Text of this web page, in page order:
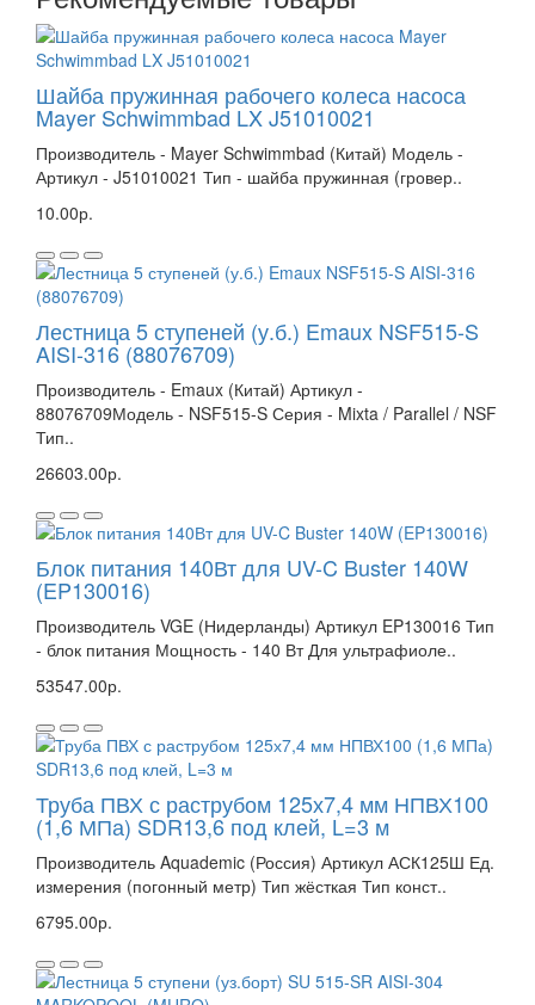
Шайба пружинная рабочего колеса насоса
Mayer Schwimmbad LX J51010021
Производитель - Mayer Schwimmbad (Китай) Модель -
Артикул - J51010021 Тип - шайба пружинная (гровер..
10.00р.
Лестница 5 ступеней (у.б.) Emaux NSF515-S
AISI-316 (88076709)
Производитель - Emaux (Китай) Артикул -
88076709Модель - NSF515-S Серия - Mixta / Parallel / NSF
Тип..
26603.00р.
Блок питания 140Вт для UV-C Buster 140W
(EP130016)
Производитель VGE (Нидерланды) Артикул EP130016 Тип
- блок питания Мощность - 140 Вт Для ультрафиоле..
53547.00р.
Труба ПВХ с раструбом 125х7,4 мм НПВХ100
(1,6 МПа) SDR13,6 под клей, L=3 м
Производитель Aquademic (Россия) Артикул АСК125Ш Ед.
измерения (погонный метр) Тип жёсткая Тип конст..
6795.00р.